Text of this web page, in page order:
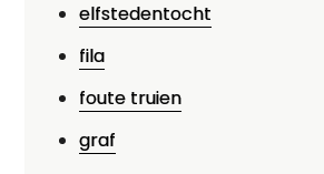
elfstedentocht
fila
foute truien
graf